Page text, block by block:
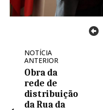
NOTÍCIA
ANTERIOR
Obra da
rede de
distribuição
da Rua da